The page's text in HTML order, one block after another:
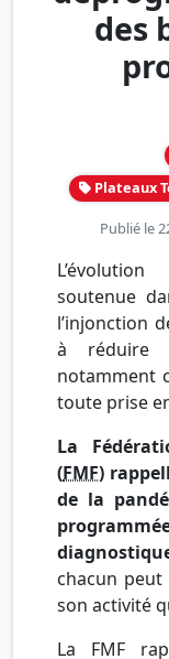
des
Plateaux
Publié le
soutenue
l’injonction
à réduire
notamment
toute prise
La
(FMF)
de la
chacun peut
son activité
La FMF